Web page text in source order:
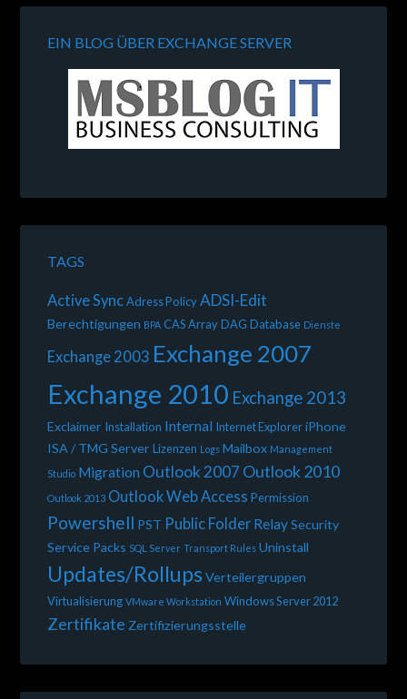
EIN BLOG ÜBER EXCHANGE SERVER
TAGS
Active Sync Adress Policy ADSI-Edit
Berechtigungen BPA CAS Array DAG Database Dienste
Exchange 2003 Exchange 2007
Exchange 2010 Exchange 2013
Exclaimer Installation Internal Internet Explorer iPhone
ISA / TMG Server Lizenzen Logs Mailbox Management
Studio Migration Outlook 2007 Outlook 2010
Outlook 2013 Outlook Web Access Permission
Powershell PST Public Folder RelaySecurity
Service Packs SQL Server Transport Rules Uninstall
Updates/Rollups Verteilergruppen
Virtualisierung VMware Workstation Windows Server 2012
Zertifikate Zertifizierungsstelle